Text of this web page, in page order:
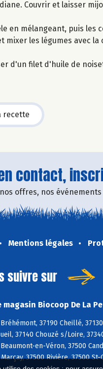
Couvrir et laisser
en mélangeant, puis les
mixer les légumes avec
d'un filet d'huile de
recette
contact,
offres, nos
Mentions légales
suivre sur
magasin Biocoop De La
37190 Cheillé,
37140 Chouzé s/Loire,
en-Véron, 37500
37500 Rivière, 37500